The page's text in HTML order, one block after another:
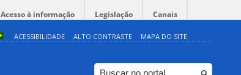
Acesso à informação Legislação Canais
ACESSIBILIDADE ALTO CONTRASTE MAPA DO SITE